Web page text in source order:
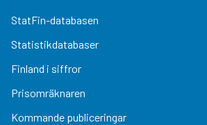
StatFin-databasen
Statistikdatabaser
Finland i siffror
Prisomräknaren
Kommande publiceringar